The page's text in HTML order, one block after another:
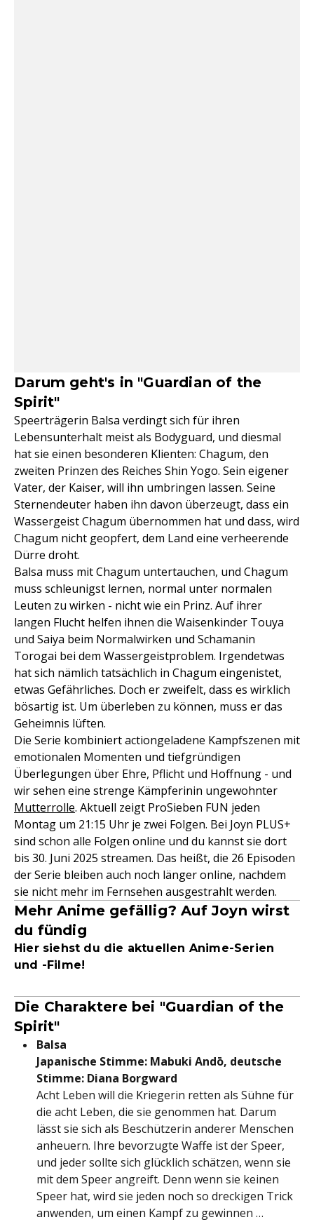
Darum geht's in "Guardian of the
Spirit"
Speerträgerin Balsa verdingt sich für ihren
Lebensunterhalt meist als Bodyguard, und diesmal
hat sie einen besonderen Klienten: Chagum, den
zweiten Prinzen des Reiches Shin Yogo. Sein eigener
Vater, der Kaiser, will ihn umbringen lassen. Seine
Sternendeuter haben ihn davon überzeugt, dass ein
Wassergeist Chagum übernommen hat und dass, wird
Chagum nicht geopfert, dem Land eine verheerende
Dürre droht.
Balsa muss mit Chagum untertauchen, und Chagum
muss schleunigst lernen, normal unter normalen
Leuten zu wirken - nicht wie ein Prinz. Auf ihrer
langen Flucht helfen ihnen die Waisenkinder Touya
und Saiya beim Normalwirken und Schamanin
Torogai bei dem Wassergeistproblem. Irgendetwas
hat sich nämlich tatsächlich in Chagum eingenistet,
etwas Gefährliches. Doch er zweifelt, dass es wirklich
bösartig ist. Um überleben zu können, muss er das
Geheimnis lüften.
Die Serie kombiniert actiongeladene Kampfszenen mit
emotionalen Momenten und tiefgründigen
Überlegungen über Ehre, Pflicht und Hoffnung - und
wir sehen eine strenge Kämpferinin ungewohnter
Mutterrolle. Aktuell zeigt ProSieben FUN jeden
Montag um 21:15 Uhr je zwei Folgen. Bei Joyn PLUS+
sind schon alle Folgen online und du kannst sie dort
bis 30. Juni 2025 streamen. Das heißt, die 26 Episoden
der Serie bleiben auch noch länger online, nachdem
sie nicht mehr im Fernsehen ausgestrahlt werden.
Mehr Anime gefällig? Auf Joyn wirst
du fündig
Hier siehst du die aktuellen Anime-Serien
und -Filme!
Die Charaktere bei "Guardian of the
Spirit"
Balsa
Japanische Stimme: Mabuki Andō, deutsche
Stimme: Diana Borgward
Acht Leben will die Kriegerin retten als Sühne für
die acht Leben, die sie genommen hat. Darum
lässt sie sich als Beschützerin anderer Menschen
anheuern. Ihre bevorzugte Waffe ist der Speer,
und jeder sollte sich glücklich schätzen, wenn sie
mit dem Speer angreift. Denn wenn sie keinen
Speer hat, wird sie jeden noch so dreckigen Trick
anwenden, um einen Kampf zu gewinnen …